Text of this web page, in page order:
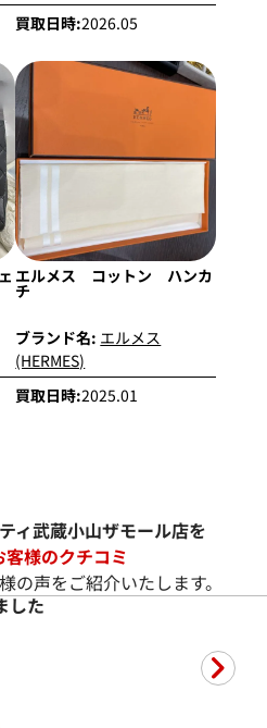
買取日時:2026.05
エルメス コットン ハンカ
チ
ブランド名: エルメス
(HERMES)
買取日時:2025.01
ィ武蔵小山ザモール店を
客様のクチコミ
の声をご紹介いたします。
た